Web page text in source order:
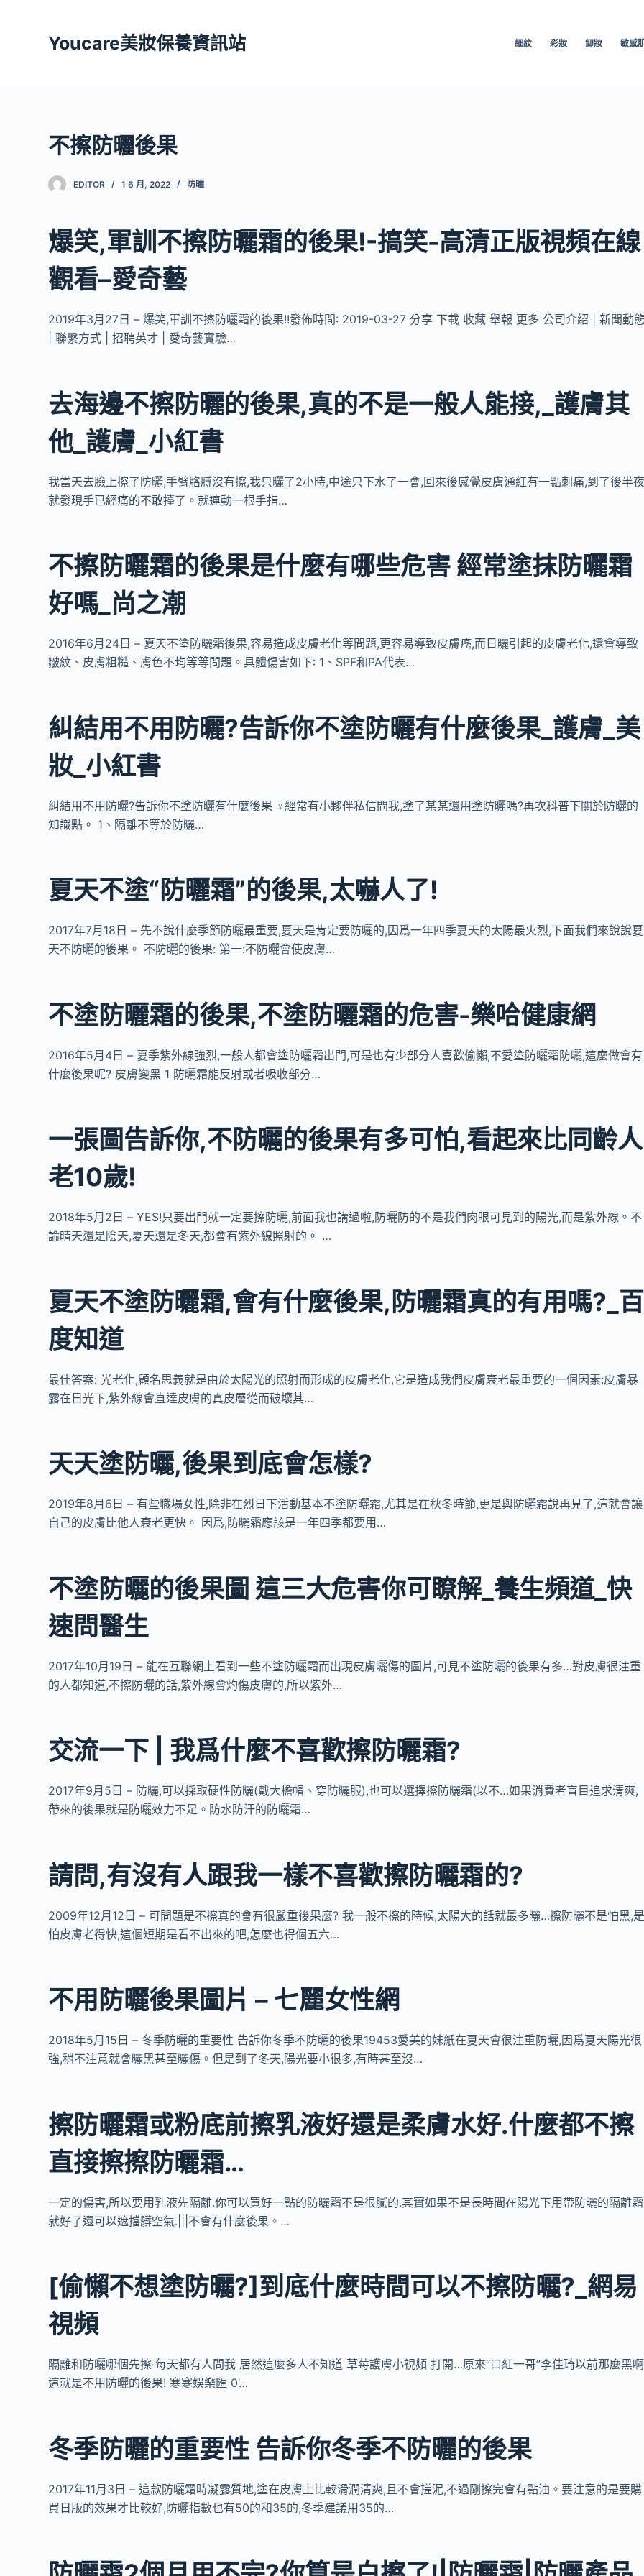
Youcare美妝保養資訊站 細紋 彩妝 卸妝 敏感
不擦防曬後果
EDITOR 1 6 月, 2022 防曬
爆笑,軍訓不擦防曬霜的後果!-搞笑-高清正版視頻在線
觀看–愛奇藝
2019年3月27日 – 爆笑,軍訓不擦防曬霜的後果!!發佈時間: 2019-03-27 分享 下載 收藏 舉報 更多 公司介紹 | 新聞動
| 聯繫方式 | 招聘英才 | 愛奇藝實驗…
去海邊不擦防曬的後果,真的不是一般人能接,_護膚其
他_護膚_小紅書
我當天去臉上擦了防曬,手臂胳膊沒有擦,我只曬了2小時,中途只下水了一會,回來後感覺皮膚通紅有一點刺痛,到了後半
就發現手已經痛的不敢擡了。就連動一根手指…
不擦防曬霜的後果是什麼有哪些危害 經常塗抹防曬霜
好嗎_尚之潮
2016年6月24日 – 夏天不塗防曬霜後果,容易造成皮膚老化等問題,更容易導致皮膚癌,而日曬引起的皮膚老化,還會導致
皺紋、皮膚粗糙、膚色不均等等問題。具體傷害如下: 1、SPF和PA代表…
糾結用不用防曬?告訴你不塗防曬有什麼後果_護膚_美
妝_小紅書
糾結用不用防曬?告訴你不塗防曬有什麼後果 ‍♀️經常有小夥伴私信問我,塗了某某還用塗防曬嗎?再次科普下關於防曬的
知識點。 1、隔離不等於防曬…
夏天不塗“防曬霜”的後果,太嚇人了!
2017年7月18日 – 先不說什麼季節防曬最重要,夏天是肯定要防曬的,因爲一年四季夏天的太陽最火烈,下面我們來說說夏
天不防曬的後果。 不防曬的後果: 第一:不防曬會使皮膚…
不塗防曬霜的後果,不塗防曬霜的危害-樂哈健康網
2016年5月4日 – 夏季紫外線強烈,一般人都會塗防曬霜出門,可是也有少部分人喜歡偷懶,不愛塗防曬霜防曬,這麼做會有
什麼後果呢? 皮膚變黑 1 防曬霜能反射或者吸收部分…
一張圖告訴你,不防曬的後果有多可怕,看起來比同齡人
老10歲!
2018年5月2日 – YES!只要出門就一定要擦防曬,前面我也講過啦,防曬防的不是我們肉眼可見到的陽光,而是紫外線。不
論晴天還是陰天,夏天還是冬天,都會有紫外線照射的。 …
夏天不塗防曬霜,會有什麼後果,防曬霜真的有用嗎?_百
度知道
最佳答案: 光老化,顧名思義就是由於太陽光的照射而形成的皮膚老化,它是造成我們皮膚衰老最重要的一個因素:皮膚暴
露在日光下,紫外線會直達皮膚的真皮層從而破壞其…
天天塗防曬,後果到底會怎樣?
2019年8月6日 – 有些職場女性,除非在烈日下活動基本不塗防曬霜,尤其是在秋冬時節,更是與防曬霜說再見了,這就會讓
自己的皮膚比他人衰老更快。 因爲,防曬霜應該是一年四季都要用…
不塗防曬的後果圖 這三大危害你可瞭解_養生頻道_快
速問醫生
2017年10月19日 – 能在互聯網上看到一些不塗防曬霜而出現皮膚曬傷的圖片,可見不塗防曬的後果有多…對皮膚很注重
的人都知道,不擦防曬的話,紫外線會灼傷皮膚的,所以紫外…
交流一下 | 我爲什麼不喜歡擦防曬霜?
2017年9月5日 – 防曬,可以採取硬性防曬(戴大檐帽、穿防曬服),也可以選擇擦防曬霜(以不…如果消費者盲目追求清爽,
帶來的後果就是防曬效力不足。防水防汗的防曬霜…
請問,有沒有人跟我一樣不喜歡擦防曬霜的?
2009年12月12日 – 可問題是不擦真的會有很嚴重後果麼? 我一般不擦的時候,太陽大的話就最多曬…擦防曬不是怕黑,
怕皮膚老得快,這個短期是看不出來的吧,怎麼也得個五六…
不用防曬後果圖片 – 七麗女性網
2018年5月15日 – 冬季防曬的重要性 告訴你冬季不防曬的後果19453愛美的妹紙在夏天會很注重防曬,因爲夏天陽光很
強,稍不注意就會曬黑甚至曬傷。但是到了冬天,陽光要小很多,有時甚至沒…
擦防曬霜或粉底前擦乳液好還是柔膚水好.什麼都不擦
直接擦擦防曬霜…
一定的傷害,所以要用乳液先隔離.你可以買好一點的防曬霜不是很膩的.其實如果不是長時間在陽光下用帶防曬的隔離霜
就好了還可以遮擋髒空氣.|||不會有什麼後果。…
[偷懶不想塗防曬?]到底什麼時間可以不擦防曬?_網易
視頻
隔離和防曬哪個先擦 每天都有人問我 居然這麼多人不知道 草莓護膚小視頻 打開…原來“口紅一哥”李佳琦以前那麼黑
這就是不用防曬的後果! 寒寒娛樂匯 0’…
冬季防曬的重要性 告訴你冬季不防曬的後果
2017年11月3日 – 這款防曬霜時凝露質地,塗在皮膚上比較滑潤清爽,且不會搓泥,不過剛擦完會有點油。要注意的是要購
買日版的效果才比較好,防曬指數也有50的和35的,冬季建議用35的…